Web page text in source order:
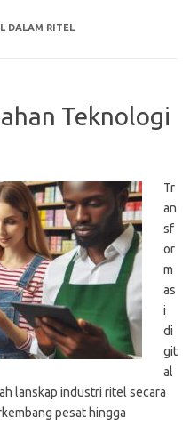
DALAM RITEL
Teknologi
Tr
an
sf
or
m
as
i
di
git
al
lanskap industri ritel secara
pesat hingga